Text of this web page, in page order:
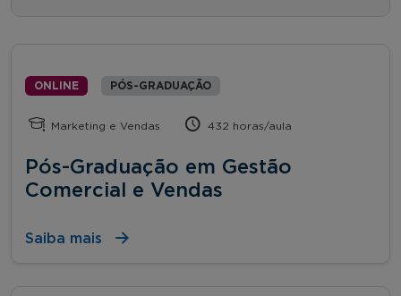
ONLINE PÓS-GRADUAÇÃO
Marketing e Vendas 432 horas/aula
Pós-Graduação em Gestão
Comercial e Vendas
Saiba mais